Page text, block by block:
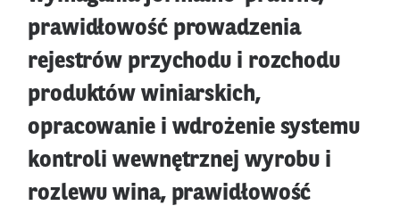
prawidłowość prowadzenia
rejestrów przychodu i rozchodu
produktów winiarskich,
opracowanie i wdrożenie systemu
kontroli wewnętrznej wyrobu i
rozlewu wina, prawidłowość